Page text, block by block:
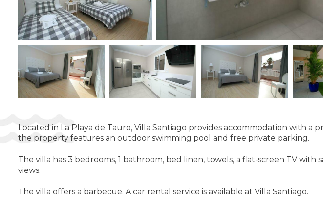
Located in La Playa de Tauro, Villa Santiago provides accommodation with a
the property features an outdoor swimming pool and free private parking.
The villa has 3 bedrooms, 1 bathroom, bed linen, towels, a flat-screen TV
views.
The villa offers a barbecue. A car rental service is available at Villa Santiago.